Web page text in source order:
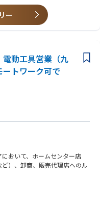
して改善プロジェクト策定
、コストおよび安全の改善活
よび予防保全業務。
督・工事監督。
作成、人事管理と労務管理。
ーニング実施。
。
画及び実行できる
造工場・生産設備での安全知
力伝達機構・バルブなど）、
・温度センサーなど）、制
・調節計など）の取扱経験・
ミング経験(5年)
(5年)
設計経験(5年)
ー
電動工具営業（九
トワーク可で
おいて、ホームセンター店
）、卸商、販売代理店へのル
グラインダなどの電動工具を